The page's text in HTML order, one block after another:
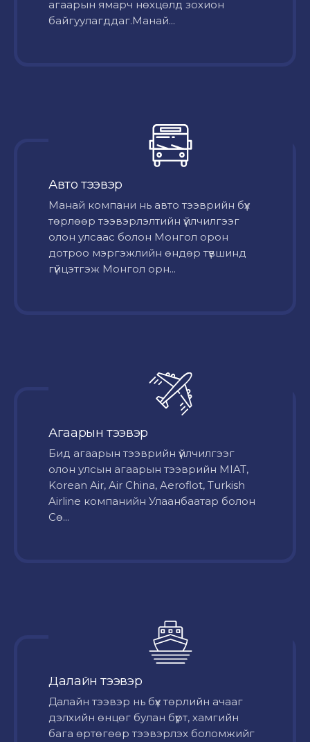
агаарын ямарч нөхцөлд зохион
байгуулагддаг.Манай...
Авто тээвэр
Mанай компани нь авто тээврийн бүх
төрлөөр тээвэрлэлтийн үйлчилгээг
олон улсаас болон Монгол орон
дотроо мэргэжлийн өндөр түвшинд
гүйцэтгэж Монгол орн...
Агаарын тээвэр
Бид агаарын тээврийн үйлчилгээг
олон улсын агаарын тээврийн MIAT,
Korean Air, Air China, Aeroflot, Turkish
Airline компанийн Улаанбаатар болон
Сө...
Далайн тээвэр
Далайн тээвэр нь бүх төрлийн ачааг
дэлхийн өнцөг булан бүрт, хамгийн
бага өртөгөөр тээвэрлэх боломжийг